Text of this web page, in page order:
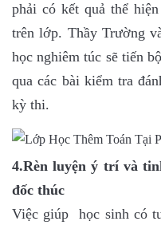
phải có kết quả thể
trên lớp. Thầy Trường
học nghiêm túc sẽ tiến
qua các bài kiểm tra
kỳ thi.
4.Rèn luyện ý trí và
đốc thúc
Việc giúp học sinh có